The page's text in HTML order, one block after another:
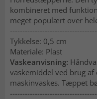
kombineret med
meget populært over
Tykkelse: 0,5 cm
Materiale: Plast
Vaskeanvisning:
vaskemiddel ved brug
maskinvaskes. Tæppet